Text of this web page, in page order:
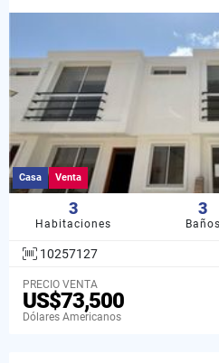
Casa Venta
3
Habitaciones
3
Baños
10257127
PRECIO VENTA
US$73,500
Dólares Americanos